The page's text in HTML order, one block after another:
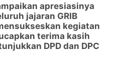
apresiasinya
jajaran GRIB
kegiatan
terima kasih
DPD dan DPC